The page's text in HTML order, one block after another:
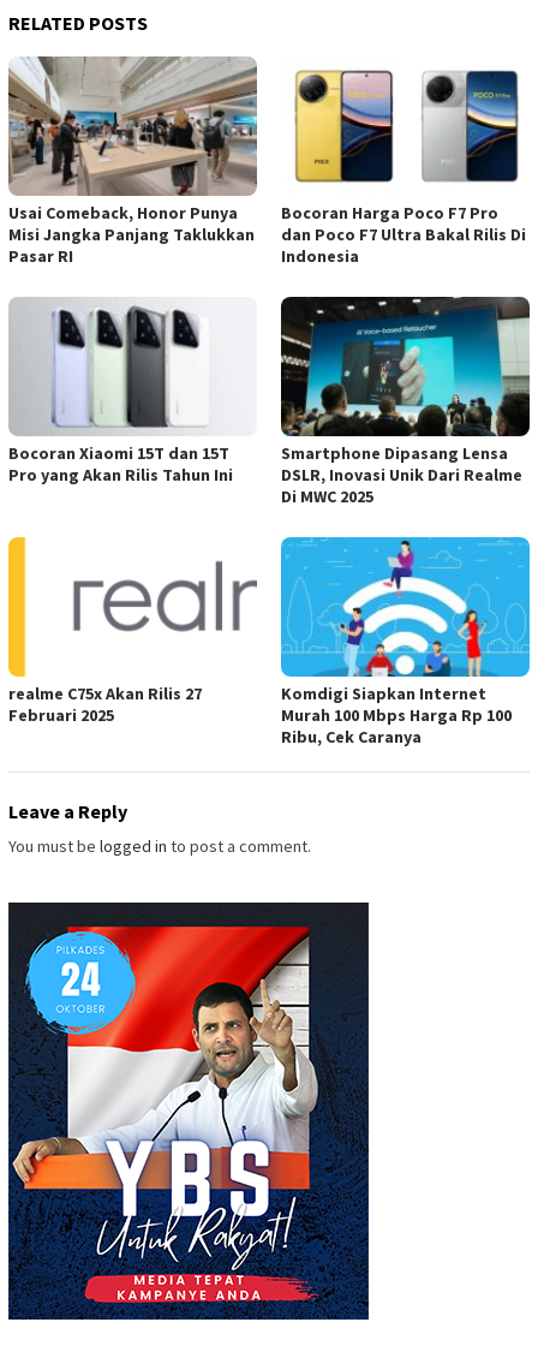
RELATED POSTS
Usai Comeback, Honor Punya
Misi Jangka Panjang Taklukkan
Pasar RI
Bocoran Harga Poco F7 Pro
dan Poco F7 Ultra Bakal Rilis Di
Indonesia
Bocoran Xiaomi 15T dan 15T
Pro yang Akan Rilis Tahun Ini
Smartphone Dipasang Lensa
DSLR, Inovasi Unik Dari Realme
Di MWC 2025
realme C75x Akan Rilis 27
Februari 2025
Komdigi Siapkan Internet
Murah 100 Mbps Harga Rp 100
Ribu, Cek Caranya
Leave a Reply
You must be logged in to post a comment.